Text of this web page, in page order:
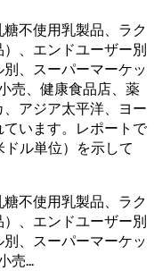
不使用乳製品、ラク
、エンドユーザー別
別、スーパーマーケッ
売、健康食品店、薬
アジア太平洋、ヨー
います。レポートで
ル単位）を示して
不使用乳製品、ラク
、エンドユーザー別
別、スーパーマーケッ
売...